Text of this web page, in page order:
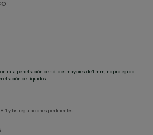
la penetración de sólidos mayores de 1 mm, no protegido
de líquidos.
1 y las regulaciones pertinentes.